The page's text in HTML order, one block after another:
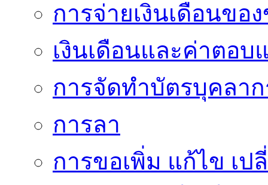
การจ่ายเงินเดือนขอ
เงินเดือนและค่าตอบ
การจัดทำบัตรบุคลา
การลา
การขอเพิ่ม แก้ไข เ